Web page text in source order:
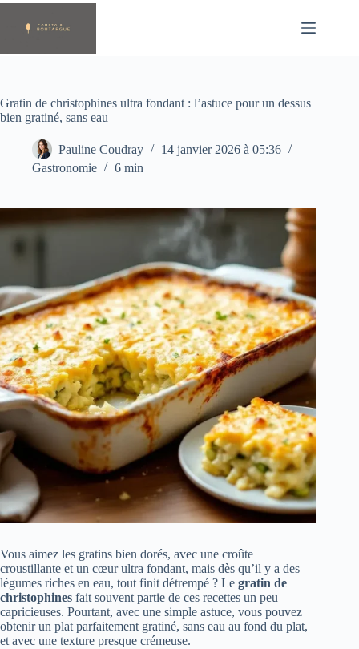
Passer
contenu
Gratin de christophines ultra fondant : l’astuce pour un dessus
bien gratiné, sans eau
Pauline Coudray
14 janvier 2026 à 05:36
Gastronomie
6 min
Vous aimez les gratins bien dorés, avec une croûte
croustillante et un cœur ultra fondant, mais dès qu’il y a des
légumes riches en eau, tout finit détrempé ? Le gratin de
christophines fait souvent partie de ces recettes un peu
capricieuses. Pourtant, avec une simple astuce, vous pouvez
obtenir un plat parfaitement gratiné, sans eau au fond du plat,
et avec une texture presque crémeuse.